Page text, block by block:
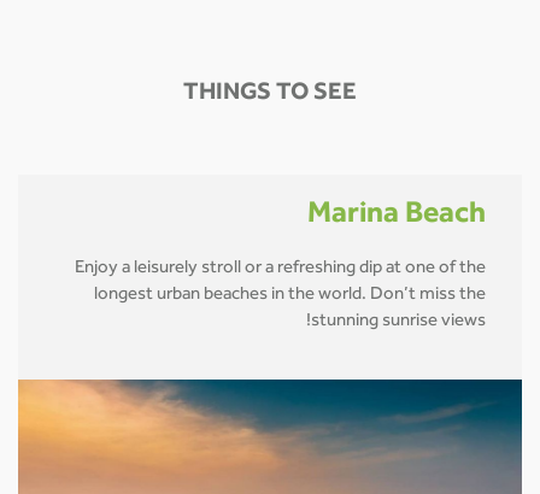
THINGS TO SEE
Marina Beach
Enjoy a leisurely stroll or a refreshing dip at one of the
longest urban beaches in the world. Don’t miss the
stunning sunrise views!